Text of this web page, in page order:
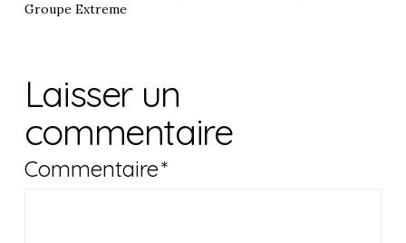
Groupe Extreme
Laisser un
commentaire
Commentaire*